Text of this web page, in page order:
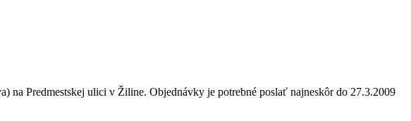
na Predmestskej ulici v Žiline. Objednávky je potrebné poslať najneskôr do 27.3.2009